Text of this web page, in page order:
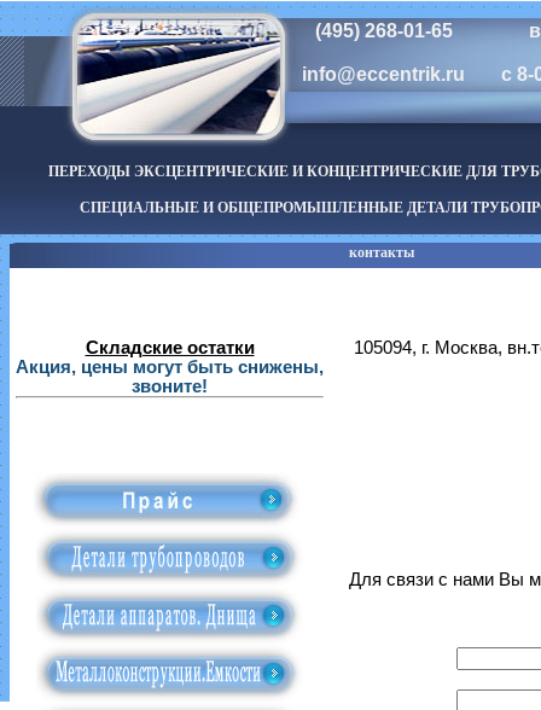
ПЕРЕХОДЫ ЭКСЦЕНТРИЧЕСКИЕ И КОНЦЕНТРИЧЕСКИЕ ДЛЯ
СПЕЦИАЛЬНЫЕ И ОБЩЕПРОМЫШЛЕННЫЕ ДЕТАЛИ
Складские остатки
Акция, цены могут быть снижены,
звоните!
контакты
(495) 268-01-65
info@eccentrik.ru с 8-
105094, г. Москва,
Для связи с нами Вы